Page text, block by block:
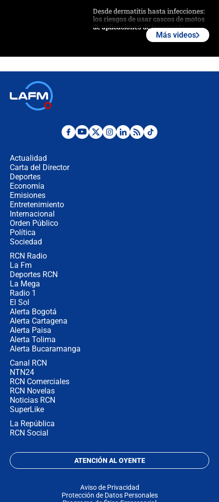
Desde dermatitis hasta infecciones:
los riesgos de usar cascos de motos
de aplicaciones de transporte
Posesión de Abelardo De La Espriella
Más videos
Actualidad
Carta del Director
Deportes
Economía
Emisiones
Entretenimiento
Internacional
Orden Público
Política
Sociedad
RCN Radio
La Fm
Deportes RCN
La Mega
Radio 1
El Sol
Alerta Bogotá
Alerta Cartagena
Alerta Paisa
Alerta Tolima
Alerta Bucaramanga
Canal RCN
NTN24
RCN Comerciales
RCN Novelas
Noticias RCN
SuperLike
La República
RCN Social
ATENCIÓN AL OYENTE
Aviso de Privacidad
Protección de Datos Personales